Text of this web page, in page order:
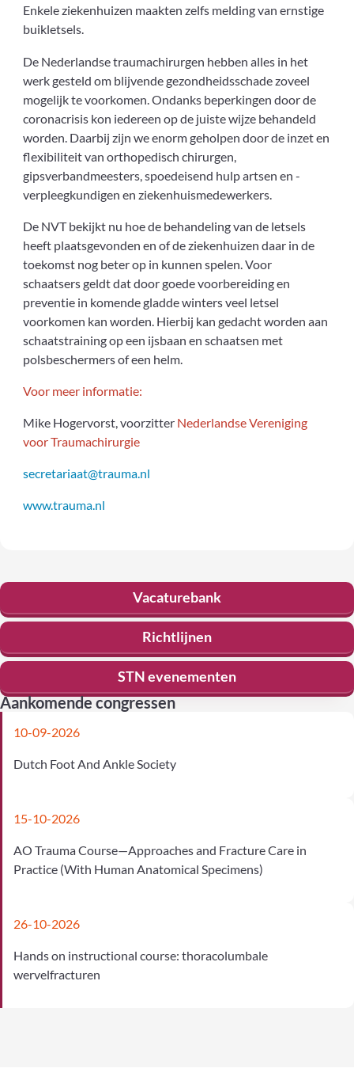
Enkele ziekenhuizen maakten zelfs melding van ernstige
buikletsels.
De Nederlandse traumachirurgen hebben alles in het
werk gesteld om blijvende gezondheidsschade zoveel
mogelijk te voorkomen. Ondanks beperkingen door de
coronacrisis kon iedereen op de juiste wijze behandeld
worden. Daarbij zijn we enorm geholpen door de inzet en
flexibiliteit van orthopedisch chirurgen,
gipsverbandmeesters, spoedeisend hulp artsen en -
verpleegkundigen en ziekenhuismedewerkers.
De NVT bekijkt nu hoe de behandeling van de letsels
heeft plaatsgevonden en of de ziekenhuizen daar in de
toekomst nog beter op in kunnen spelen. Voor
schaatsers geldt dat door goede voorbereiding en
preventie in komende gladde winters veel letsel
voorkomen kan worden. Hierbij kan gedacht worden aan
schaatstraining op een ijsbaan en schaatsen met
polsbeschermers of een helm.
Voor meer informatie:
Mike Hogervorst, voorzitter Nederlandse Vereniging
voor Traumachirurgie
secretariaat@trauma.nl
www.trauma.nl
Vacaturebank
Richtlijnen
STN evenementen
Aankomende congressen
10-09-2026
Dutch Foot And Ankle Society
15-10-2026
AO Trauma Course—Approaches and Fracture Care in
Practice (With Human Anatomical Specimens)
26-10-2026
Hands on instructional course: thoracolumbale
wervelfracturen